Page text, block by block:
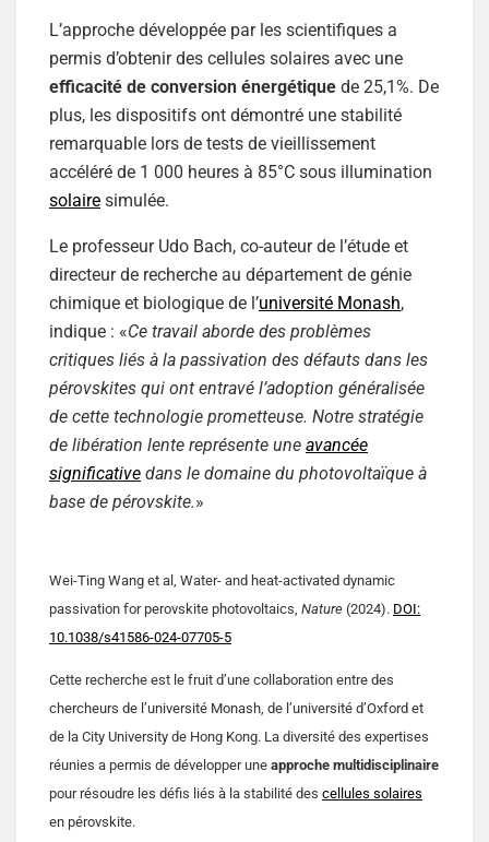
L’approche développée par les scientifiques a
permis d’obtenir des cellules solaires avec une
efficacité de conversion énergétique de 25,1%. De
plus, les dispositifs ont démontré une stabilité
remarquable lors de tests de vieillissement
accéléré de 1 000 heures à 85°C sous illumination
solaire simulée.
Le professeur Udo Bach, co-auteur de l’étude et
directeur de recherche au département de génie
chimique et biologique de l’université Monash,
indique : «Ce travail aborde des problèmes
critiques liés à la passivation des défauts dans les
pérovskites qui ont entravé l’adoption généralisée
de cette technologie prometteuse. Notre stratégie
de libération lente représente une avancée
significative dans le domaine du photovoltaïque à
base de pérovskite.»
Wei-Ting Wang et al, Water- and heat-activated dynamic
passivation for perovskite photovoltaics, Nature (2024). DOI:
10.1038/s41586-024-07705-5
Cette recherche est le fruit d’une collaboration entre des
chercheurs de l’université Monash, de l’université d’Oxford et
de la City University de Hong Kong. La diversité des expertises
réunies a permis de développer une approche multidisciplinaire
pour résoudre les défis liés à la stabilité des cellules solaires
en pérovskite.